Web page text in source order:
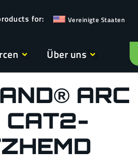
Vereinigte Staaten
Über uns
ARC
CAT2-